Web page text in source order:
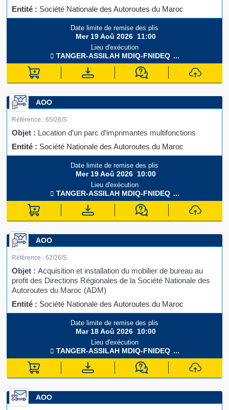
Entité : Société Nationale des Autoroutes du Maroc
Date limite de remise des plis
Mer 19 Aoû 2026 11:00
Lieu d'exécution
TANGER-ASSILAHMDIQ-FNIDEQ ...
AOO
Référence : 65/26/S
Objet : Location d’un parc d’imprimantes multifonctions
Entité : Société Nationale des Autoroutes du Maroc
Date limite de remise des plis
Mer 19 Aoû 2026 10:00
Lieu d'exécution
TANGER-ASSILAHMDIQ-FNIDEQ ...
AOO
Référence : 62/26/S
Objet : Acquisition et installation du mobilier de bureau au
profit des Directions Régionales de la Société Nationale des
Autoroutes du Maroc (ADM)
Entité : Société Nationale des Autoroutes du Maroc
Date limite de remise des plis
Mar 18 Aoû 2026 10:00
Lieu d'exécution
TANGER-ASSILAHMDIQ-FNIDEQ ...
AOO